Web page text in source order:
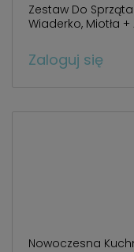
Zestaw Do
Wiaderko, Miotła
Zaloguj się
Nowoczesna